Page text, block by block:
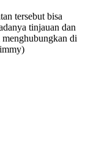
tersebut bisa
tinjauan dan
di